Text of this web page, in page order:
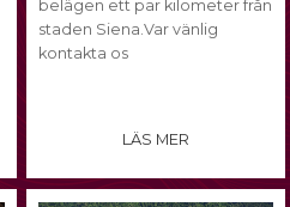
belägen ett par kilometer från
staden Siena.Var vänlig
kontakta os
LÄS MER